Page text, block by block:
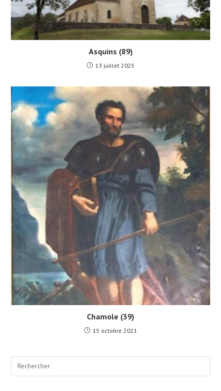
Asquins (89)
13 juillet 2025
Chamole (39)
15 octobre 2021